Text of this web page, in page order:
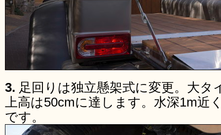
3. 足回りは独立懸架式に変更。大
上高は50cmに達します。水深1m近
です。